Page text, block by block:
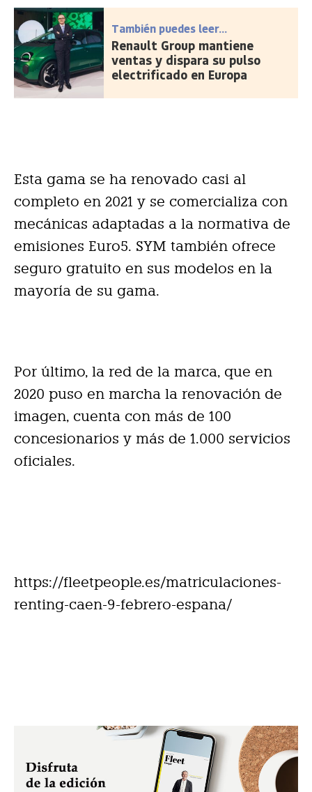
También puedes leer...
Renault Group mantiene
ventas y dispara su pulso
electrificado en Europa
Esta gama se ha renovado casi al
completo en 2021 y se comercializa con
mecánicas adaptadas a la normativa de
emisiones Euro5. SYM también ofrece
seguro gratuito en sus modelos en la
mayoría de su gama.
Por último, la red de la marca, que en
2020 puso en marcha la renovación de
imagen, cuenta con más de 100
concesionarios y más de 1.000 servicios
oficiales.
https://fleetpeople.es/matriculaciones-
renting-caen-9-febrero-espana/